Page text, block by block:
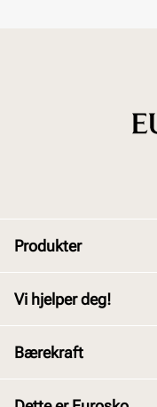
Produkter
Barn
Vi hjelper deg!
Bærekraft